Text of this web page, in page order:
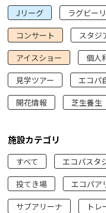
Jリーグ
ラグビー
コンサート
スタジ
アイスショー
個人
見学ツアー
エコパ
開花情報
芝生養生
施設カテゴリ
すべて エコパスタ
投てき場
エコパア
サブアリーナ
ト